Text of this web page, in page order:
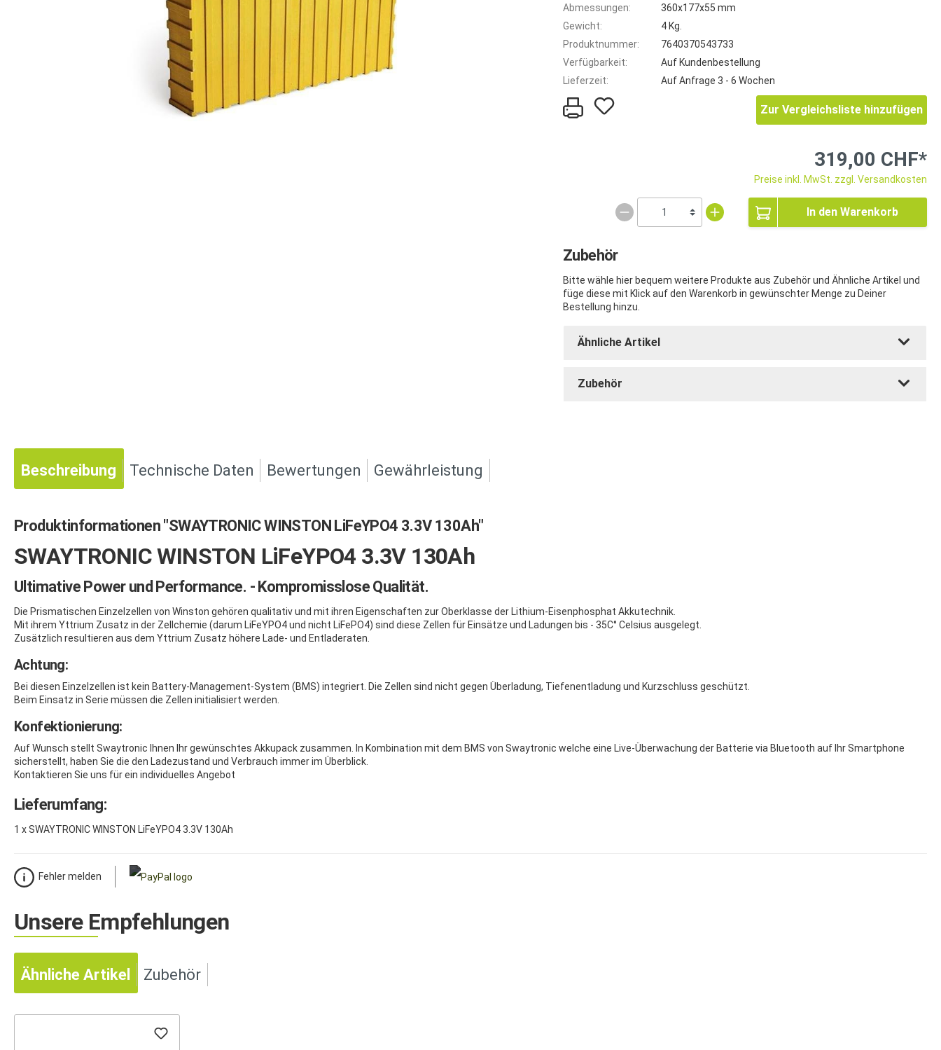
Abmessungen:
360x177x55 mm
Gewicht:
4 Kg.
Produktnummer:
7640370543733
Verfügbarkeit:
Auf Kundenbestellung
Lieferzeit:
Auf Anfrage 3 - 6 Wochen
Zur Vergleichsliste hinzufügen
319,00 CHF*
Preise inkl. MwSt. zzgl. Versandkosten
In den Warenkorb
Zubehör
Bitte wähle hier bequem weitere Produkte aus Zubehör und Ähnliche Artikel und
füge diese mit Klick auf den Warenkorb in gewünschter Menge zu Deiner
Bestellung hinzu.
Ähnliche Artikel
Zubehör
Beschreibung Technische Daten Bewertungen Gewährleistung
Produktinformationen "SWAYTRONIC WINSTON LiFeYPO4 3.3V 130Ah"
SWAYTRONIC WINSTON LiFeYPO4 3.3V 130Ah
Ultimative Power und Performance. - Kompromisslose Qualität.
Die Prismatischen Einzelzellen von Winston gehören qualitativ und mit ihren Eigenschaften zur Oberklasse der Lithium-Eisenphosphat Akkutechnik.
Mit ihrem Yttrium Zusatz in der Zellchemie (darum LiFeYPO4 und nicht LiFePO4) sind diese Zellen für Einsätze und Ladungen bis - 35C° Celsius ausgelegt.
Zusätzlich resultieren aus dem Yttrium Zusatz höhere Lade- und Entladeraten.
Achtung:
Bei diesen Einzelzellen ist kein Battery-Management-System (BMS) integriert. Die Zellen sind nicht gegen Überladung, Tiefenentladung und Kurzschluss geschützt.
Beim Einsatz in Serie müssen die Zellen initialisiert werden.
Konfektionierung:
Auf Wunsch stellt Swaytronic Ihnen Ihr gewünschtes Akkupack zusammen. In Kombination mit dem BMS von Swaytronic welche eine Live-Überwachung der Batterie via Bluetooth auf Ihr Smartphone
sicherstellt, haben Sie die den Ladezustand und Verbrauch immer im Überblick.
Kontaktieren Sie uns für ein individuelles Angebot
Lieferumfang:
1 x SWAYTRONIC WINSTON LiFeYPO4 3.3V 130Ah
Fehler melden
Unsere Empfehlungen
Ähnliche Artikel Zubehör